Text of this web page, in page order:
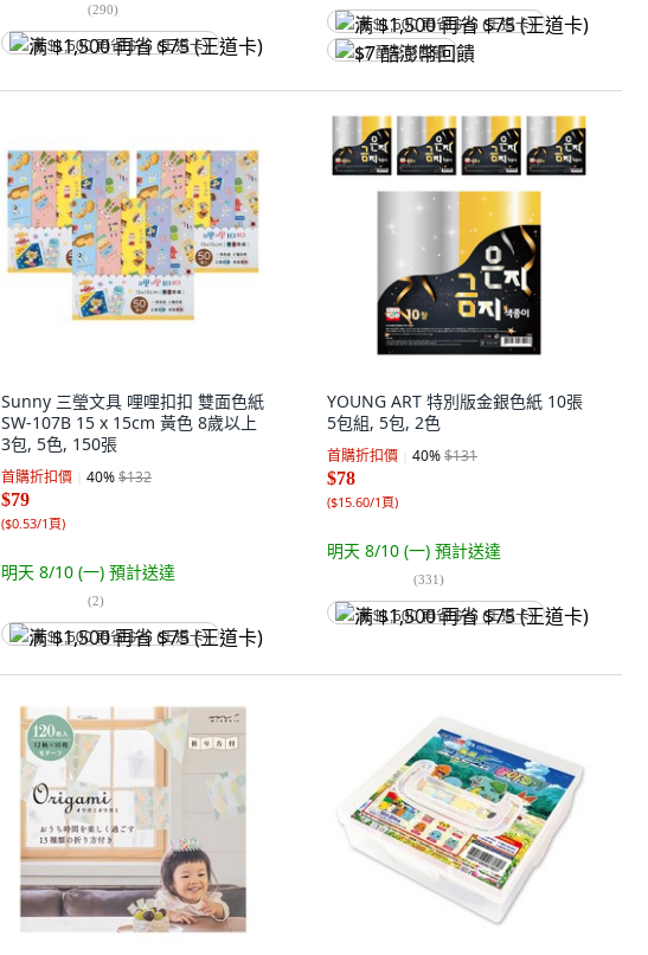
(290)
满 $1,500 再省 $75 (王道卡)
满 $1,500 再省 $75 (王道卡)
$7 酷澎幣回饋
Sunny 三瑩文具 哩哩扣扣 雙面色紙
SW-107B 15 x 15cm 黃色 8歲以上
3包, 5色, 150張
首購折扣價 40%$132
$79
($0.53/1頁)
明天 8/10 (一) 預計送達
(2)
满 $1,500 再省 $75 (王道卡)
YOUNG ART 特別版金銀色紙 10張
5包組, 5包, 2色
首購折扣價 40%$131
$78
($15.60/1頁)
明天 8/10 (一) 預計送達
(331)
满 $1,500 再省 $75 (王道卡)